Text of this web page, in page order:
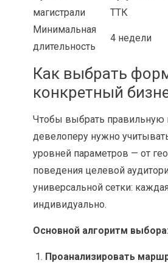
магистрали
ТТК
Минимальная
длительность
4 недели
Как выбрать
конкретный
Чтобы выбрать правильную
девелоперу нужно
уровней параметров — от
поведения целевой
универсальной сетки:
индивидуально.
Основной алгоритм выбора:
Проанализировать